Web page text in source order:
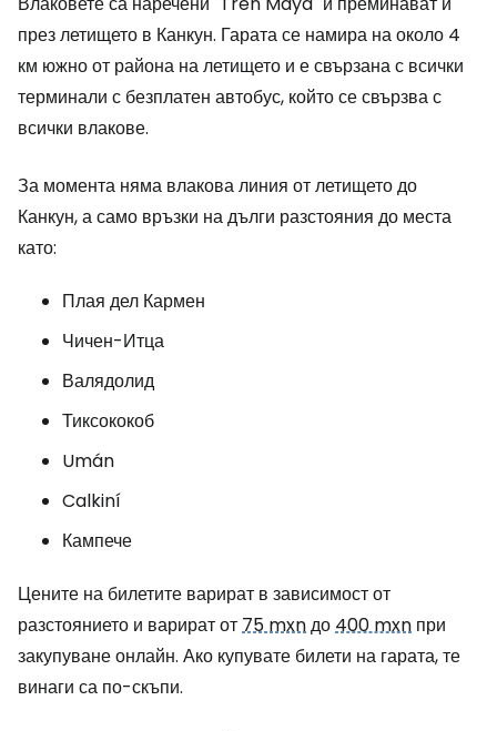
през летището в Канкун. Гарата се намира на около 4
км южно от района на летището и е свързана с всички
терминали с безплатен автобус, който се свързва с
всички влакове.
За момента няма влакова линия от летището до
Канкун, а само връзки на дълги разстояния до места
като:
Плая дел Кармен
Чичен-Итца
Валядолид
Тиксококоб
Umán
Calkiní
Кампече
Цените на билетите варират в зависимост от
разстоянието и варират от75 mxnдо400 mxn при
закупуване онлайн. Ако купувате билети на гарата, те
винаги са по-скъпи.